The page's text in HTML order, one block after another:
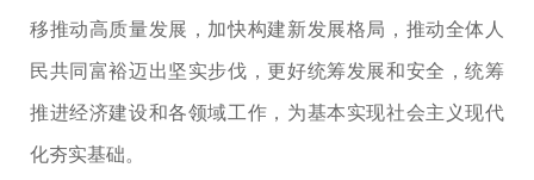
移推动高质量发展，加快构建新发展格局，推动全体人
民共同富裕迈出坚实步伐，更好统筹发展和安全，统筹
推进经济建设和各领域工作，为基本实现社会主义现代
化夯实基础。